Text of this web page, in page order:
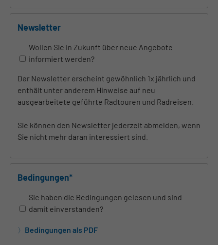
Newsletter
Wollen Sie in Zukunft über neue Angebote
informiert werden?
Der Newsletter erscheint gewöhnlich 1x jährlich und
enthält unter anderem Hinweise auf neu
ausgearbeitete geführte Radtouren und Radreisen.
Sie können den Newsletter jederzeit abmelden, wenn
Sie nicht mehr daran interessiert sind.
Bedingungen*
Sie haben die Bedingungen gelesen und sind
damit einverstanden?
Bedingungen als PDF